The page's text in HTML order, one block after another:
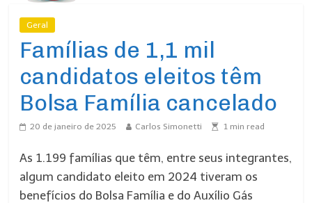
Geral
Famílias de 1,1 mil
candidatos eleitos têm
Bolsa Família cancelado
20 de janeiro de 2025 Carlos Simonetti 1 min read
As 1.199 famílias que têm, entre seus integrantes,
algum candidato eleito em 2024 tiveram os
benefícios do Bolsa Família e do Auxílio Gás